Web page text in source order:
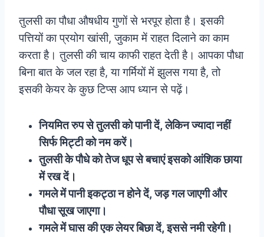
तुलसी का पौधा औषधीय गुणों से भरपूर होता है। इसकी
पत्तियों का प्रयोग खांसी, जुकाम में राहत दिलाने का काम
करता है। तुलसी की चाय काफी राहत देती है। आपका पौधा
बिना बात के जल रहा है, या गर्मियों में झुलस गया है, तो
इसकी केयर के कुछ टिप्स आप ध्यान से पढ़ें।
नियमित रुप से तुलसी को पानी दें, लेकिन ज्यादा नहीं
सिर्फ मिट्टी को नम करें।
तुलसी के पौधे को तेज धूप से बचाएं इसको आंशिक छाया
में रख दें।
गमले में पानी इकट्ठा न होने दें, जड़ गल जाएगी और
पौधा सूख जाएगा।
गमले में घास की एक लेयर बिछा दें, इससे नमी रहेगी।